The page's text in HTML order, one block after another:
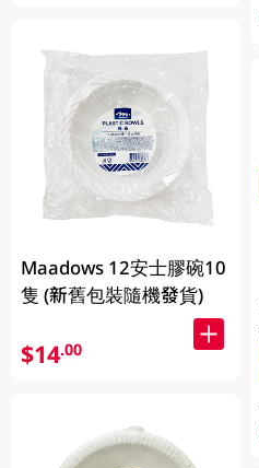
Maadows 12安士膠碗10
隻 (新舊包裝隨機發貨)
$14.00